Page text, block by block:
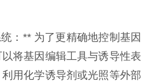
：** 为了更精确地控制基因
将基因编辑工具与诱导性表
用化学诱导剂或光照等外部